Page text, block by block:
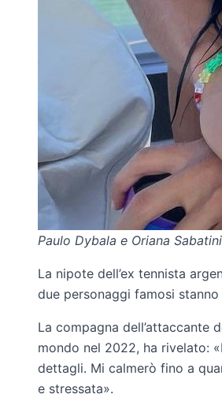
Paulo Dybala e Oriana
La nipote dell’ex tennista
due personaggi famosi stanno
La compagna dell’attaccante
mondo nel 2022, ha rivelato:
dettagli. Mi calmerò fino a
e stressata».​